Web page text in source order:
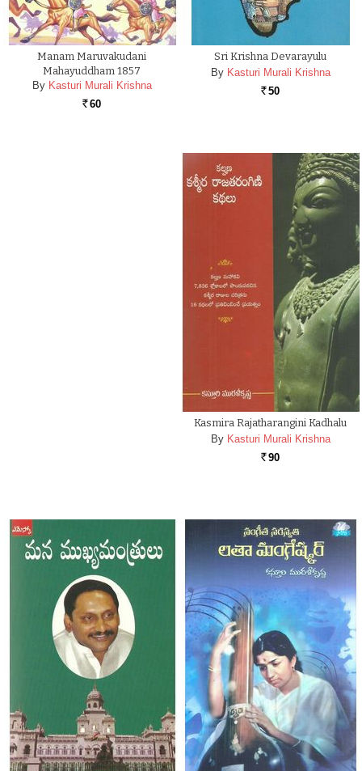
Manam Maruvakudani
Mahayuddham 1857
By Kasturi Murali Krishna
Rs. 60
Sri Krishna Devarayulu
By Kasturi Murali Krishna
Rs. 50
Kasmira Rajatharangini Kadhalu
By Kasturi Murali Krishna
Rs. 90